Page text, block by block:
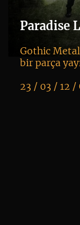
Paradise
Gothic
bir parça
23 / 03 / 12 /